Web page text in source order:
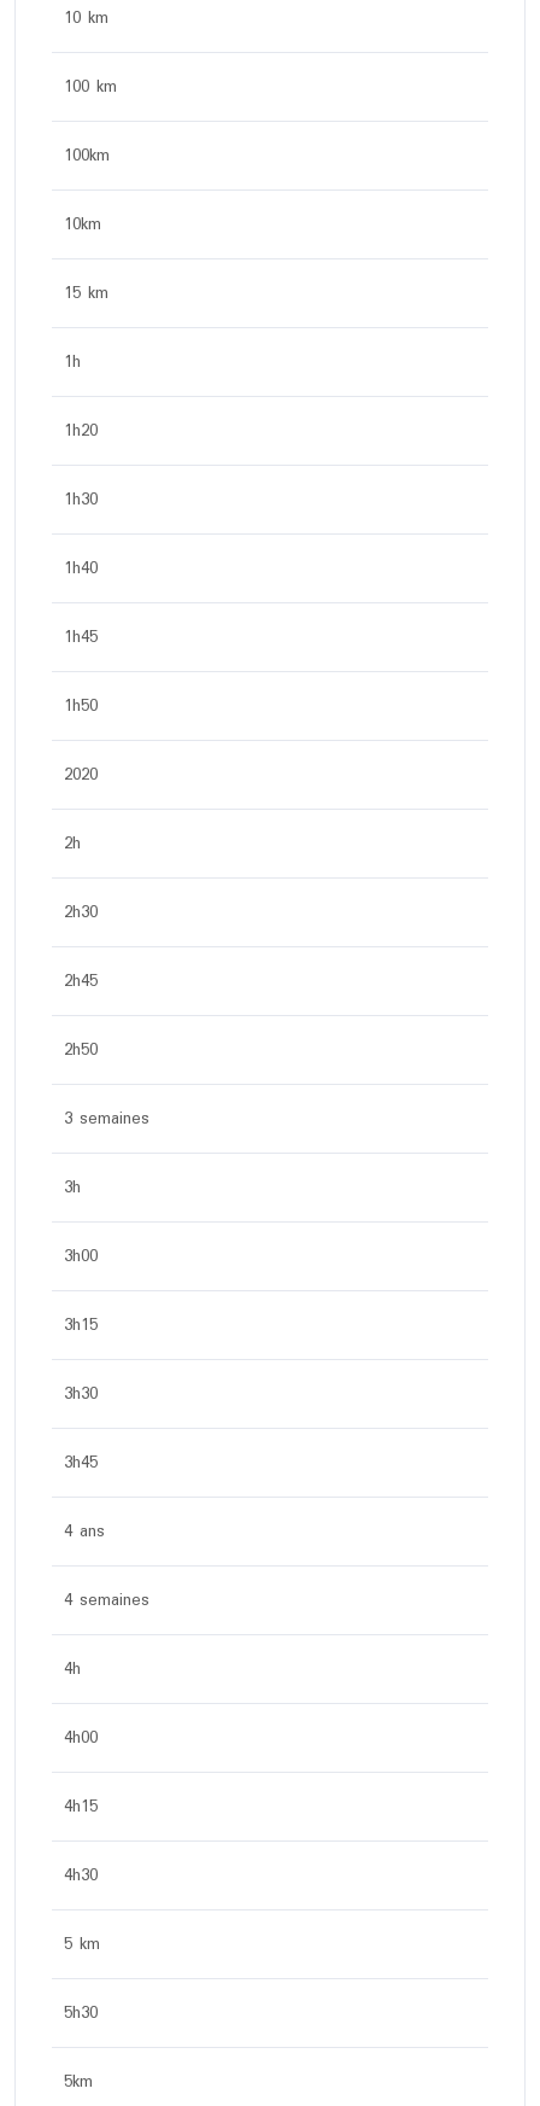
10 km
100 km
100km
10km
15 km
1h
1h20
1h30
1h40
1h45
1h50
2020
2h
2h30
2h45
2h50
3 semaines
3h
3h00
3h15
3h30
3h45
4 ans
4 semaines
4h
4h00
4h15
4h30
5 km
5h30
5km